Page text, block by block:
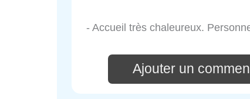
- Accueil très chaleureux.
Ajouter un